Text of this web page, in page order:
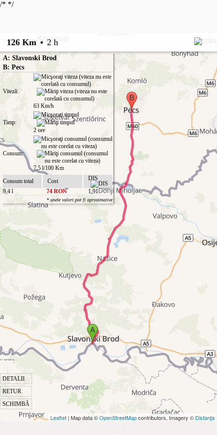
/* */
126 Km • 2 h
DETALII
RETUR
SCHIMBĂ
A: Slavonski Brod
B: Pecs
Viteză:
63 Km/h
Timp:
2 ore
Consum:
7,5 l/100 Km
Consum total
Cost
DIS
9,4 l
74 RON 1,91
* unele valori pot fi aproximative